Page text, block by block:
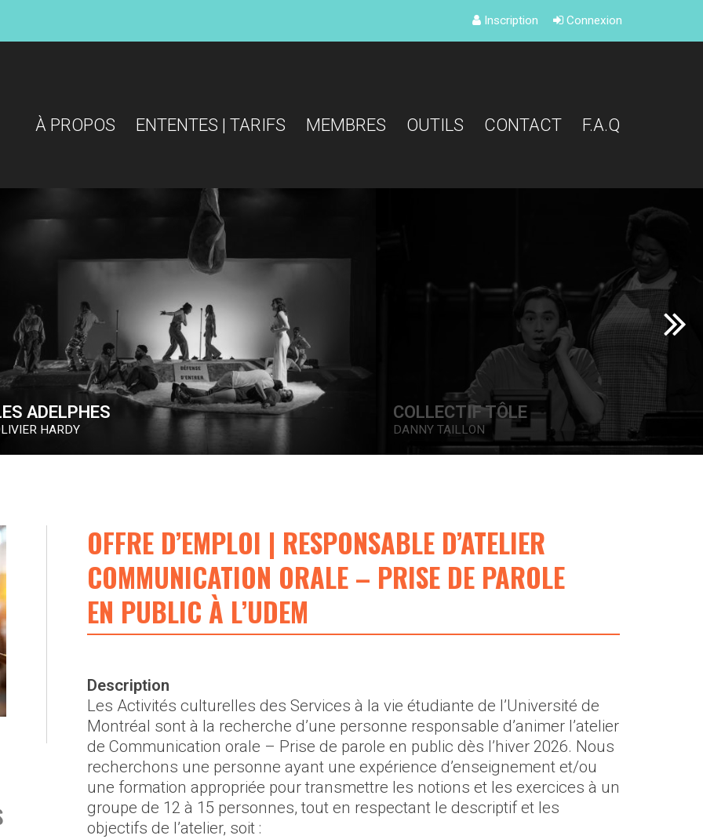
Inscription Connexion
À PROPOS ENTENTES | TARIFS MEMBRES OUTILS CONTACT F.A.Q
TÔLE
TAILLON
CRÉATIONS IN VIVO
MÉLODY MALONEY
OFFRE D’EMPLOI | RESPONSABLE D’ATELIER
COMMUNICATION ORALE – PRISE DE PAROLE
EN PUBLIC À L’UDEM
Description
Les Activités culturelles des Services à la vie étudiante de l’Université de
Montréal sont à la recherche d’une personne responsable d’animer l’atelier
de Communication orale – Prise de parole en public dès l’hiver 2026. Nous
recherchons une personne ayant une expérience d’enseignement et/ou
une formation appropriée pour transmettre les notions et les exercices à un
groupe de 12 à 15 personnes, tout en respectant le descriptif et les
objectifs de l’atelier, soit :